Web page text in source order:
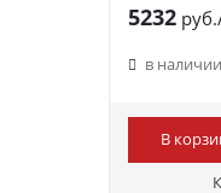
5232
в наличии
В